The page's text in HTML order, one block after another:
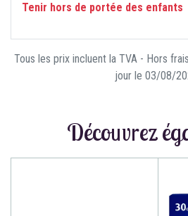
Tenir hors de portée des enfants
Tous les prix incluent la TVA - Hors
jour le 03/08/
Découvrez